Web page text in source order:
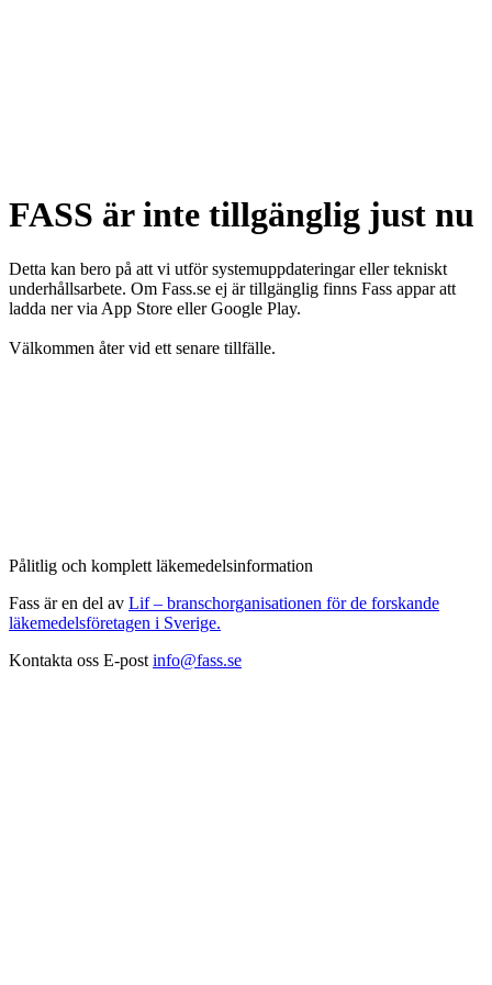
FASS är inte tillgänglig just nu
Detta kan bero på att vi utför systemuppdateringar eller tekniskt
underhållsarbete. Om Fass.se ej är tillgänglig finns Fass appar att
ladda ner via App Store eller Google Play.
Välkommen åter vid ett senare tillfälle.
Pålitlig och komplett läkemedelsinformation
Fass är en del av Lif – branschorganisationen för de forskande
läkemedelsföretagen i Sverige.
Kontakta oss E-post info@fass.se